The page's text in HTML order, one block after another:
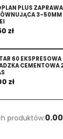
59X79
OP.
PLUS ZAPRAWA
3-50MM
zł
60 EKSPRESOWA
CEMENTOWA
zł
produktów:0.00